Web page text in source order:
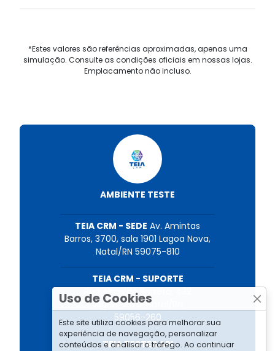
*Estes valores são referências aproximadas, apenas uma
simulação. Consulte as condições oficiais em nossas lojas.
Emplacamento não incluso.
AMBIENTE TESTE
TEIA CRM - SEDE Av. Amintas
Barros, 3700, sala 1901 Lagoa Nova,
Natal/RN 59075-810
TEIA CRM - SUPORTE
Rua Almeida Barreto, 432
Lagoa Nova, Natal/RN
59056-260
TEIA TESTES API
Uso de Cookies
Este site utiliza cookies para melhorar sua
experiência de navegação, personalizar
conteúdos e analisar o tráfego. Ao continuar